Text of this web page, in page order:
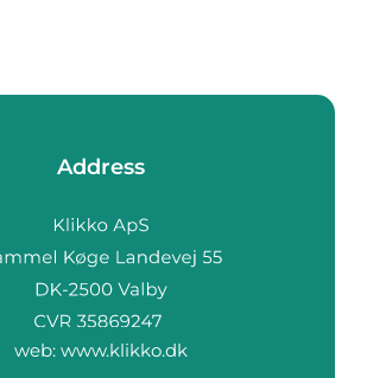
Address
web: www.klikko.dk